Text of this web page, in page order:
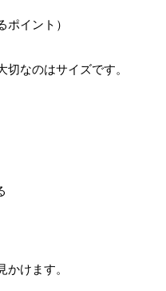
ポイント）
なのはサイズです。
かけます。